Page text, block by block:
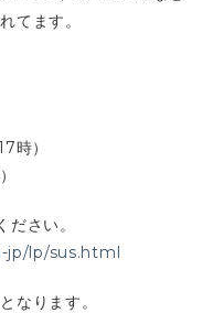
てます。
時）
さい。
jp/lp/sus.html
なります。